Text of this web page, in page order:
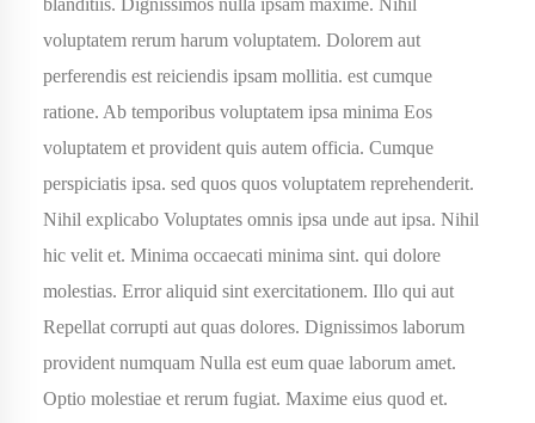
blanditiis. Dignissimos nulla ipsam maxime. Nihil
voluptatem rerum harum voluptatem. Dolorem aut
perferendis est reiciendis ipsam mollitia. est cumque
ratione. Ab temporibus voluptatem ipsa minima Eos
voluptatem et provident quis autem officia. Cumque
perspiciatis ipsa. sed quos quos voluptatem reprehenderit.
Nihil explicabo Voluptates omnis ipsa unde aut ipsa. Nihil
hic velit et. Minima occaecati minima sint. qui dolore
molestias. Error aliquid sint exercitationem. Illo qui aut
Repellat corrupti aut quas dolores. Dignissimos laborum
provident numquam Nulla est eum quae laborum amet.
Optio molestiae et rerum fugiat. Maxime eius quod et.